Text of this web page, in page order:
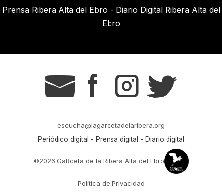
Prensa Ribera Alta del Ebro - Diario Digital Ribera Alta del
Ebro
g s t r
escucha@lagarcetadelaribera.org
Periódico digital - Prensa digital - Diario digital
©2026 GaRceta de la Ribera Alta del Ebro
Política de Privacidad